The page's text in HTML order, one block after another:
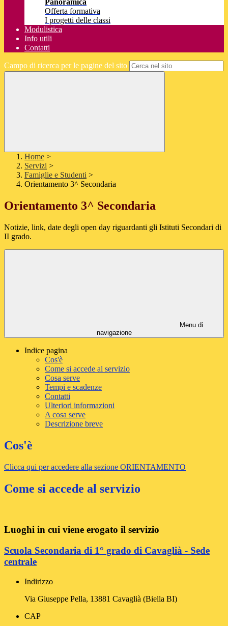
Panoramica
Offerta formativa
I progetti delle classi
Modulistica
Info utili
Contatti
Campo di ricerca per le pagine del sito
Home >
Servizi >
Famiglie e Studenti >
Orientamento 3^ Secondaria
Orientamento 3^ Secondaria
Notizie, link, date degli open day riguardanti gli Istituti Secondari di
II grado.
Menu di
navigazione
Indice pagina
Cos'è
Come si accede al servizio
Cosa serve
Tempi e scadenze
Contatti
Ulteriori informazioni
A cosa serve
Descrizione breve
Cos'è
Clicca qui per accedere alla sezione ORIENTAMENTO
Come si accede al servizio
Luoghi in cui viene erogato il servizio
Scuola Secondaria di 1° grado di Cavaglià - Sede
centrale
Indirizzo
Via Giuseppe Pella, 13881 Cavaglià (Biella BI)
CAP